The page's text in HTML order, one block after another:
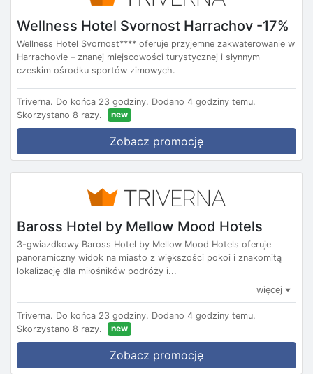
Wellness Hotel Svornost Harrachov -17%
Wellness Hotel Svornost**** oferuje przyjemne zakwaterowanie w
Harrachovie – znanej miejscowości turystycznej i słynnym
czeskim ośrodku sportów zimowych.
Triverna. Do końca 23 godziny. Dodano 4 godziny temu.
Skorzystano 8 razy.
new
Zobacz promocję
Baross Hotel by Mellow Mood Hotels
3-gwiazdkowy Baross Hotel by Mellow Mood Hotels oferuje
panoramiczny widok na miasto z większości pokoi i znakomitą
lokalizację dla miłośników podróży i...
więcej
Triverna. Do końca 23 godziny. Dodano 4 godziny temu.
Skorzystano 8 razy.
new
Zobacz promocję